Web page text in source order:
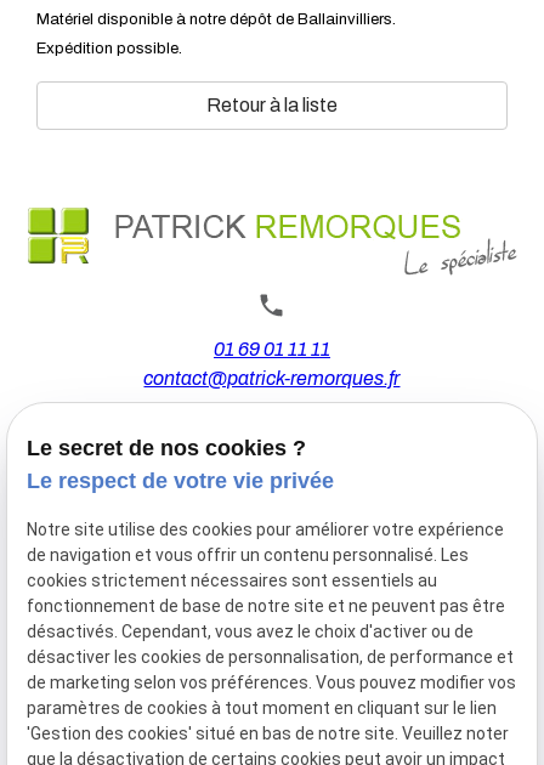
Matériel disponible à notre dépôt de Ballainvilliers.
Expédition possible.
Retour à la liste
01 69 01 11 11
contact@patrick-remorques.fr
44 Avenue de la Division Leclerc
91160 BALLAINVILLIERS
Du Mardi au Samedi
De 9h00 à 12h30 et de 13h30 à 18h00
Le Lundi sur rendez-vous.
Mentions
légales
Politique de
confidentialité
Gestion
des
Plan du
site
Le secret de nos cookies ?
Le respect de votre vie privée
Notre site utilise des cookies pour améliorer votre expérience
de navigation et vous offrir un contenu personnalisé. Les
cookies strictement nécessaires sont essentiels au
fonctionnement de base de notre site et ne peuvent pas être
désactivés. Cependant, vous avez le choix d'activer ou de
désactiver les cookies de personnalisation, de performance et
de marketing selon vos préférences. Vous pouvez modifier vos
paramètres de cookies à tout moment en cliquant sur le lien
'Gestion des cookies' situé en bas de notre site. Veuillez noter
que la désactivation de certains cookies peut avoir un impact